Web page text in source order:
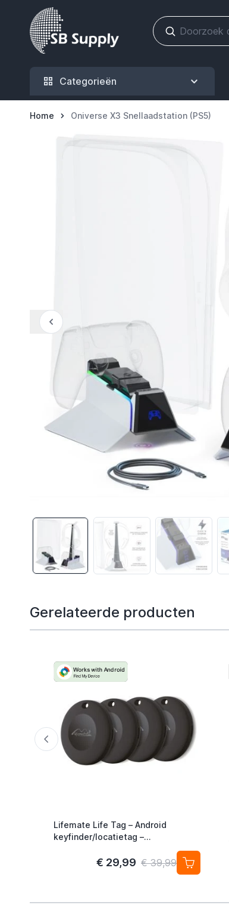
Ga naar de inhoud
Categorieën
Home Oniverse X3 Snellaadstation (PS5)
Gerelateerde producten
Lifemate Life Tag – Android
keyfinder/locatietag –
Android/Google Find My Device –
€ 29,99 € 39,99